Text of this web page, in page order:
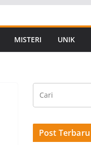
MISTERI UNIK
Post Terbaru